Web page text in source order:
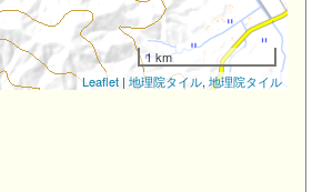
1 km
Leaflet | 地理院タイル, 地理院タイル